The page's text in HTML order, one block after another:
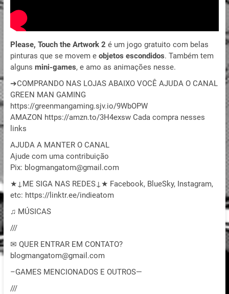
Please, Touch the Artwork 2 é um jogo gratuito com belas
pinturas que se movem e objetos escondidos. Também tem
alguns mini-games, e amo as animações nesse.
➔COMPRANDO NAS LOJAS ABAIXO VOCÊ AJUDA O CANAL
GREEN MAN GAMING
https://greenmangaming.sjv.io/9WbOPW
AMAZON https://amzn.to/3H4exsw Cada compra nesses
links
AJUDA A MANTER O CANAL
Ajude com uma contribuição
Pix: blogmangatom@gmail.com
★↓ME SIGA NAS REDES↓★ Facebook, BlueSky, Instagram,
etc: https://linktr.ee/indieatom
♫ MÚSICAS
///
✉ QUER ENTRAR EM CONTATO?
blogmangatom@gmail.com
–GAMES MENCIONADOS E OUTROS—
///